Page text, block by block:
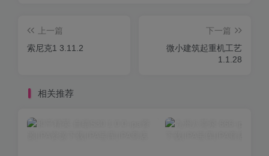
上一篇
索尼克1 3.11.2
下一篇
微小建筑起重机工艺
1.1.28
相关推荐